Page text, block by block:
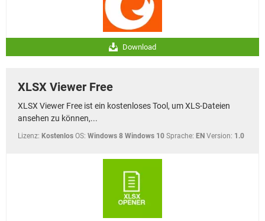
Download
XLSX Viewer Free
XLSX Viewer Free ist ein kostenloses Tool, um XLS-Dateien
ansehen zu können,...
Lizenz: Kostenlos OS: Windows 8 Windows 10 Sprache: EN Version: 1.0